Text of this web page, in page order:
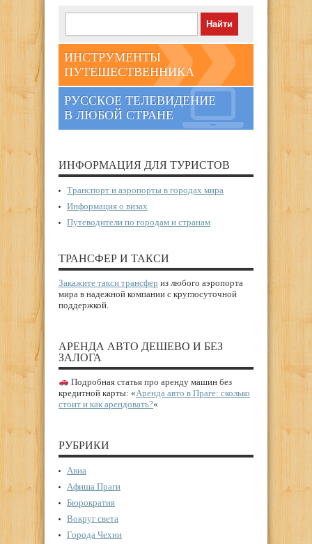
ИНСТРУМЕНТЫ
ПУТЕШЕСТВЕННИКА
РУССКОЕ ТЕЛЕВИДЕНИЕ
В ЛЮБОЙ СТРАНЕ
ИНФОРМАЦИЯ ДЛЯ ТУРИСТОВ
Транспорт и аэропорты в городах мира
Информация о визах
Путеводители по городам и странам
ТРАНСФЕР И ТАКСИ
Закажите такси трансфер из любого аэропорта
мира в надежной компании с круглосуточной
поддержкой.
АРЕНДА АВТО ДЕШЕВО И БЕЗ
ЗАЛОГА
Подробная статья про аренду машин без
кредитной карты: «Аренда авто в Праге: сколько
стоит и как арендовать?«
РУБРИКИ
Авиа
Афиша Праги
Бюрократия
Вокруг света
Города Чехии